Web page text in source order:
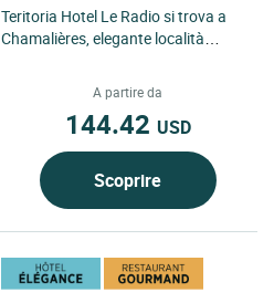
Teritoria Hotel Le Radio si trova a
Chamalières, elegante località
Ferrand, nel cuore del...
A partire da
144.42 USD
Scoprire